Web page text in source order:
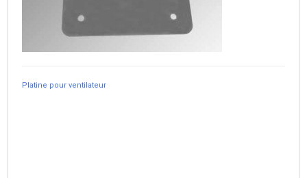
Platine pour ventilateur